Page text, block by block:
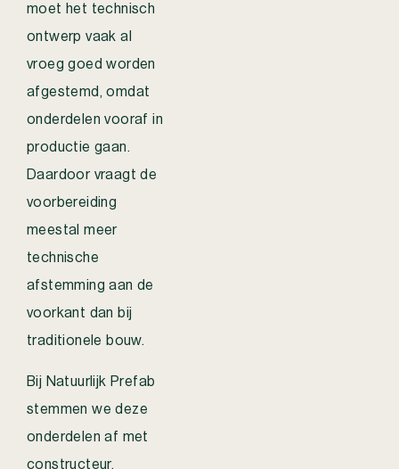
moet het technisch
ontwerp vaak al
vroeg goed worden
afgestemd, omdat
onderdelen vooraf in
productie gaan.
Daardoor vraagt de
voorbereiding
meestal meer
technische
afstemming aan de
voorkant dan bij
traditionele bouw.
Bij Natuurlijk Prefab
stemmen we deze
onderdelen af met
constructeur,